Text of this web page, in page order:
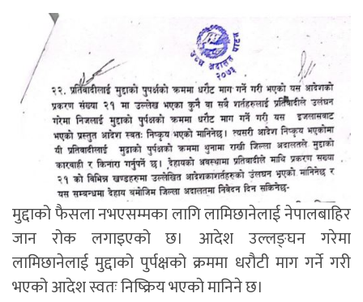
मुद्दाको फैसला नभएसम्मका लागि लामिछानेलाई नेपालबाहिर
जान रोक लगाइएको छ। आदेश उल्लङ्घन गरेमा
लामिछानेलाई मुद्दाको पुर्पक्षको क्रममा धरौटी माग गर्ने गरी
भएको आदेश स्वतः निष्क्रिय भएको मानिने छ।